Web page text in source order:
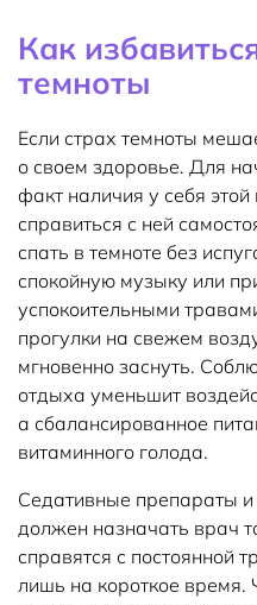
Как
темноты
Если страх темноты
о своем здоровье. Для
факт наличия у себя
справиться с ней
спать в темноте без
спокойную музыку или
успокоительными
прогулки на свежем
мгновенно заснуть.
отдыха уменьшит
а сбалансированное
витаминного голода.
Седативные препараты и
должен назначать врач
справятся с постоянной
лишь на короткое время.